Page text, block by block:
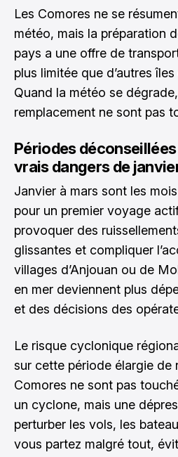
Les Comores ne se
météo, mais la préparation
pays a une offre de
plus limitée que d’autres
Quand la météo se
remplacement ne sont pas
Périodes
vrais dangers de
Janvier à mars sont les
pour un premier voyage
provoquer des
glissantes et compliquer
villages d’Anjouan ou de
en mer deviennent plus
et des décisions des
Le risque cyclonique
sur cette période élargie de
Comores ne sont pas
un cyclone, mais une
perturber les vols, les
vous partez malgré tout,